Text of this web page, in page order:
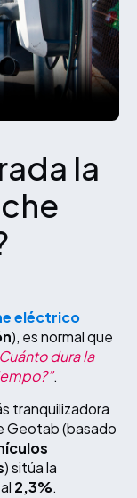
la
eléctrico
), es normal que
dura la
.
tranquilizadora
Geotab (basado
) sitúa la
2,3%.